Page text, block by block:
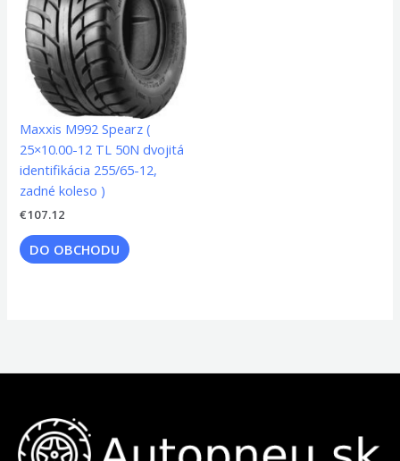
Maxxis M992 Spearz (
25×10.00-12 TL 50N dvojitá
identifikácia 255/65-12,
zadné koleso )
€107.12
DO OBCHODU